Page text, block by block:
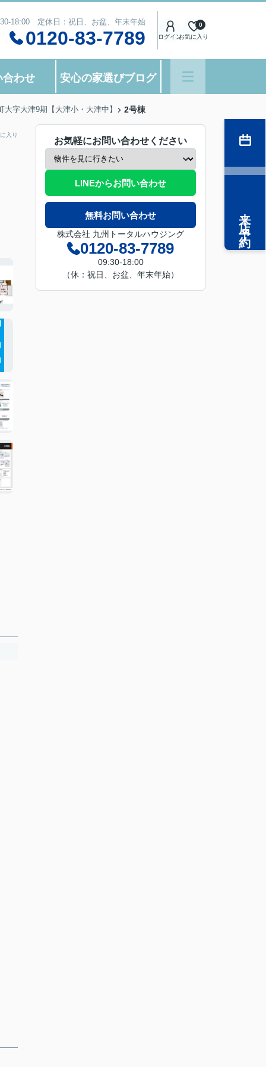
18:00 定休日：祝日、お盆、年末年始
0120-83-7789 ログインお気に入り
0
合わせ 安心の家選びブログ
字大津9期【大津小・大津中】 2号棟
入り
お気軽にお問い合わせください
LINEからお問い合わせ
無料お問い合わせ
株式会社 九州トータルハウジング
0120-83-7789
09:30-18:00
（休：祝日、お盆、年末年始）
来店予約